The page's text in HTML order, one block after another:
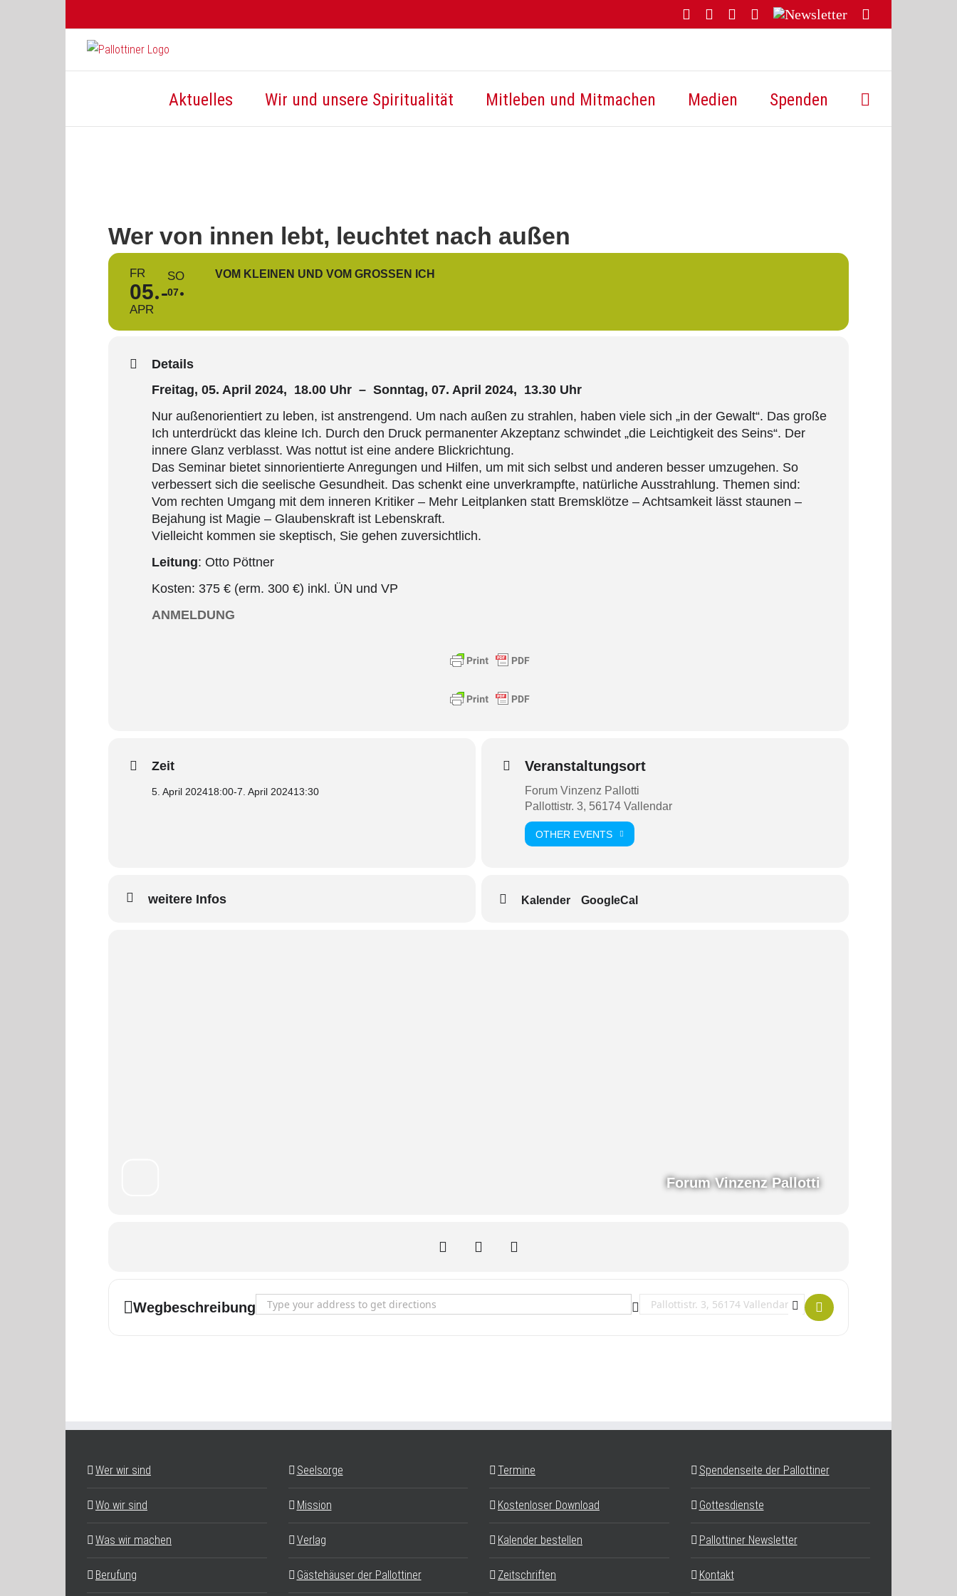
FacebookYouTubeInstagram
Threads
Newsletter
Mail
Aktuelles Wir und unsere Spiritualität Mitleben und Mitmachen Medien Spenden
Wer von innen lebt, leuchtet nach außen
FR
05
APR
SO
07
VOM KLEINEN UND VOM GROSSEN ICH
Details
Freitag, 05. April 2024, 18.00 Uhr – Sonntag, 07. April 2024, 13.30 Uhr
Nur außenorientiert zu leben, ist anstrengend. Um nach außen zu strahlen, haben viele sich „in der Gewalt“. Das große
Ich unterdrückt das kleine Ich. Durch den Druck permanenter Akzeptanz schwindet „die Leichtigkeit des Seins“. Der
innere Glanz verblasst. Was nottut ist eine andere Blickrichtung.
Das Seminar bietet sinnorientierte Anregungen und Hilfen, um mit sich selbst und anderen besser umzugehen. So
verbessert sich die seelische Gesundheit. Das schenkt eine unverkrampfte, natürliche Ausstrahlung. Themen sind:
Vom rechten Umgang mit dem inneren Kritiker – Mehr Leitplanken statt Bremsklötze – Achtsamkeit lässt staunen –
Bejahung ist Magie – Glaubenskraft ist Lebenskraft.
Vielleicht kommen sie skeptisch, Sie gehen zuversichtlich.
Leitung: Otto Pöttner
Kosten: 375 € (erm. 300 €) inkl. ÜN und VP
ANMELDUNG
Zeit
5. April 202418:00-7. April 202413:30
Veranstaltungsort
Forum Vinzenz Pallotti
Pallottistr. 3, 56174 Vallendar
OTHER EVENTS
weitere Infos Kalender GoogleCal
Forum Vinzenz Pallotti
Wegbeschreibung Address - Wer von innen lebt, leuchtet nach außen [] Destination Address - Wer von innen lebt, leuchtet nach außen []
Wer wir sind
Wo wir sind
Was wir machen
Berufung
Seelsorge
Mission
Verlag
Gästehäuser der Pallottiner
Termine
Kostenloser Download
Kalender bestellen
Zeitschriften
Spendenseite der Pallottiner
Gottesdienste
Pallottiner Newsletter
Kontakt